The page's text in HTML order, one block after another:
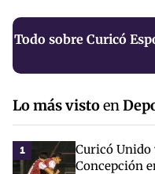
Todo sobre Curicó
Lo más vistoen
1
Curicó Unido
Concepción